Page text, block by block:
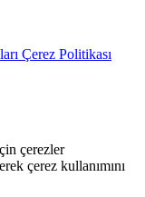
Çerez Politikası
çerezler
çerez kullanımını